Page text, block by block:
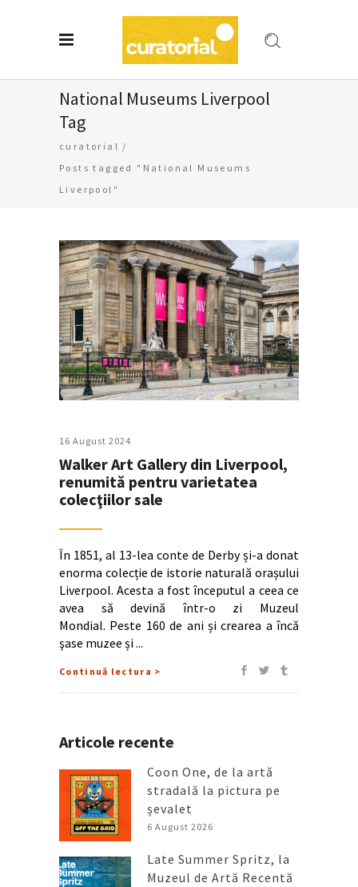
National Museums Liverpool
Tag
curatorial /
Posts tagged "National Museums
Liverpool"
16 August 2024
Walker Art Gallery din Liverpool,
renumită pentru varietatea
colecţiilor sale
În 1851, al 13-lea conte de Derby și-a donat
enorma colecție de istorie naturală orașului
Liverpool. Acesta a fost începutul a ceea ce
avea să devină într-o zi Muzeul
Mondial. Peste 160 de ani și crearea a încă
şase muzee și
Continuă lectura >
Articole recente
Coon One, de la artă
stradală la pictura pe
șevalet
6 August 2026
Late Summer Spritz, la
Muzeul de Artă Recentă